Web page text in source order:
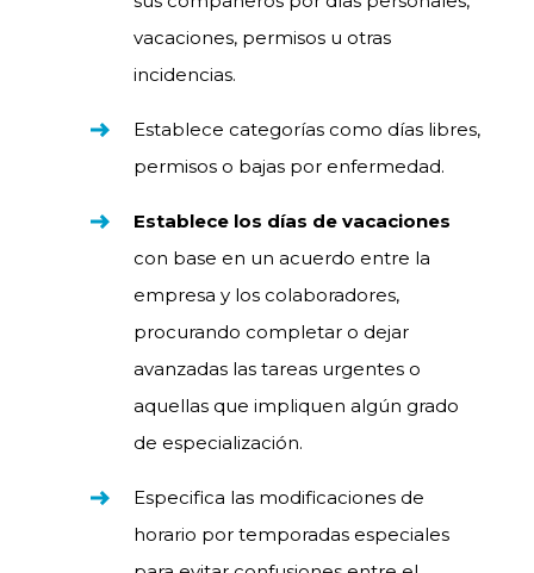
vacaciones, permisos u otras
incidencias.
Establece categorías como días libres,
permisos o bajas por enfermedad.
Establece los días de vacaciones
con base en un acuerdo entre la
empresa y los colaboradores,
procurando completar o dejar
avanzadas las tareas urgentes o
aquellas que impliquen algún grado
de especialización.
Especifica las modificaciones de
horario por temporadas especiales